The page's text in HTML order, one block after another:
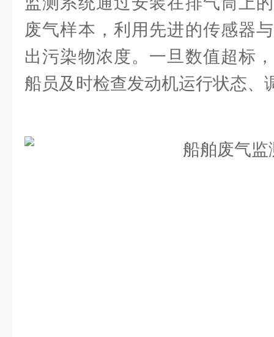
废气样本，利用先进的传感器
出污染物浓度。一旦数值超标
船员及时检查发动机运行状态、